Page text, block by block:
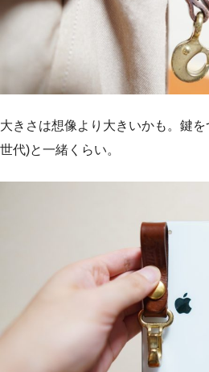
大きさは想像より大きいかも。鍵
世代)と一緒くらい。